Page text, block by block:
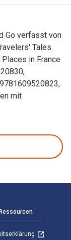
Go verfasst von
Tales.
in France
mit